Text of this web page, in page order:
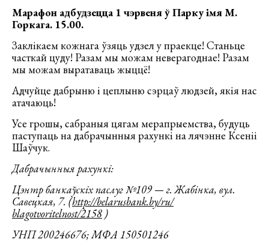
Марафон адбудзецца 1 чэрвеня ў Парку імя М.
Горкага. 15.00.
Заклікаем кожнага ўзяць удзел у праекце! Станьце
часткай цуду! Разам мы можам неверагоднае! Разам
мы можам выратаваць жыццё!
Адчуйце дабрыню і цеплыню сэрцаў людзей, якія нас
атачаюць!
Усе грошы, сабраныя цягам мерапрыемства, будуць
паступаць на дабрачынныя рахункі на лячэнне Ксеніі
Шаўчук.
Дабрачынныя рахункі:
Цэнтр банкаўскіх паслуг №109 — г. Жабінка, вул.
Савецкая, 7. (http://belarusbank.by/ru/
blagotvoritelnost/2158 )
УНП 200246676; МФА 150501246